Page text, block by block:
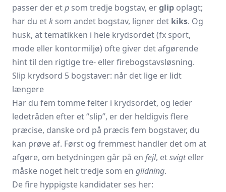
passer der etp som tredje bogstav, erglip oplagt;
har du etk som andet bogstav, ligner det kiks. Og
husk, at tematikken i hele krydsordet (fx sport,
mode eller kontormiljø) ofte giver det afgørende
hint til den rigtige tre- eller firebogstavsløsning.
Slip krydsord 5 bogstaver: når det lige er lidt
længere
Har du fem tomme felter i krydsordet, og leder
ledetråden efter et “slip”, er der heldigvis flere
præcise, danske ord på præcis fem bogstaver, du
kan prøve af. Først og fremmest handler det om at
afgøre, om betydningen går på en fejl, etsvigteller
måske noget helt tredje som en glidning.
De fire hyppigste kandidater ses her: